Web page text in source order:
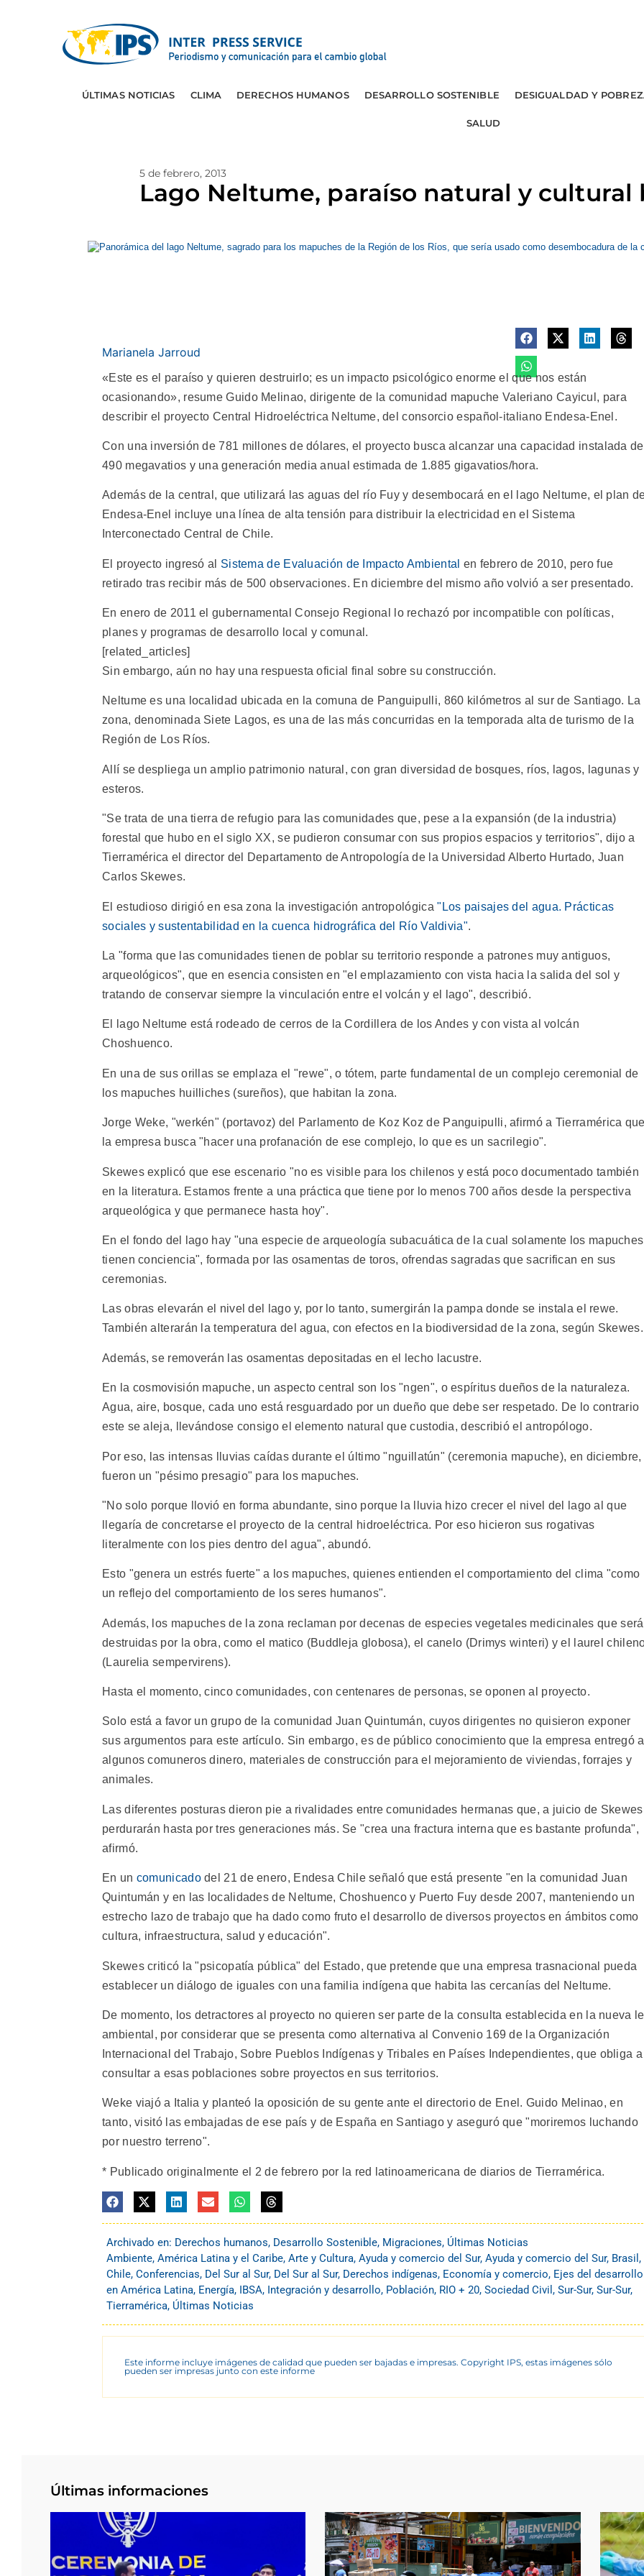
ÚLTIMAS NOTICIAS CLIMA DERECHOS HUMANOS DESARROLLO SOSTENIBLE DESIGUALDAD Y
SALUD
5 de febrero, 2013
Lago Neltume, paraíso natural y cultural
Marianela Jarroud
«Este es el paraíso y quieren destruirlo; es un impacto psicológico enorme el que nos están
ocasionando», resume Guido Melinao, dirigente de la comunidad mapuche Valeriano Cayicul, para
describir el proyecto Central Hidroeléctrica Neltume, del consorcio español-italiano Endesa-Enel.
Con una inversión de 781 millones de dólares, el proyecto busca alcanzar una capacidad instalada de
490 megavatios y una generación media anual estimada de 1.885 gigavatios/hora.
Además de la central, que utilizará las aguas del río Fuy y desembocará en el lago Neltume, el plan
Endesa-Enel incluye una línea de alta tensión para distribuir la electricidad en el Sistema
Interconectado Central de Chile.
El proyecto ingresó al Sistema de Evaluación de Impacto Ambiental en febrero de 2010, pero fue
retirado tras recibir más de 500 observaciones. En diciembre del mismo año volvió a ser presentado.
En enero de 2011 el gubernamental Consejo Regional lo rechazó por incompatible con políticas,
planes y programas de desarrollo local y comunal.
[related_articles]
Sin embargo, aún no hay una respuesta oficial final sobre su construcción.
Neltume es una localidad ubicada en la comuna de Panguipulli, 860 kilómetros al sur de Santiago. La
zona, denominada Siete Lagos, es una de las más concurridas en la temporada alta de turismo de la
Región de Los Ríos.
Allí se despliega un amplio patrimonio natural, con gran diversidad de bosques, ríos, lagos, lagunas y
esteros.
"Se trata de una tierra de refugio para las comunidades que, pese a la expansión (de la industria)
forestal que hubo en el siglo XX, se pudieron consumar con sus propios espacios y territorios", dijo a
Tierramérica el director del Departamento de Antropología de la Universidad Alberto Hurtado, Juan
Carlos Skewes.
El estudioso dirigió en esa zona la investigación antropológica"Los paisajes del agua. Prácticas
sociales y sustentabilidad en la cuenca hidrográfica del Río Valdivia".
La "forma que las comunidades tienen de poblar su territorio responde a patrones muy antiguos,
arqueológicos", que en esencia consisten en "el emplazamiento con vista hacia la salida del sol y
tratando de conservar siempre la vinculación entre el volcán y el lago", describió.
El lago Neltume está rodeado de cerros de la Cordillera de los Andes y con vista al volcán
Choshuenco.
En una de sus orillas se emplaza el "rewe", o tótem, parte fundamental de un complejo ceremonial de
los mapuches huilliches (sureños), que habitan la zona.
Jorge Weke, "werkén" (portavoz) del Parlamento de Koz Koz de Panguipulli, afirmó a Tierramérica
la empresa busca "hacer una profanación de ese complejo, lo que es un sacrilegio".
Skewes explicó que ese escenario "no es visible para los chilenos y está poco documentado también
en la literatura. Estamos frente a una práctica que tiene por lo menos 700 años desde la perspectiva
arqueológica y que permanece hasta hoy".
En el fondo del lago hay "una especie de arqueología subacuática de la cual solamente los mapuches
tienen conciencia", formada por las osamentas de toros, ofrendas sagradas que sacrifican en sus
ceremonias.
Las obras elevarán el nivel del lago y, por lo tanto, sumergirán la pampa donde se instala el rewe.
También alterarán la temperatura del agua, con efectos en la biodiversidad de la zona, según Skewes.
Además, se removerán las osamentas depositadas en el lecho lacustre.
En la cosmovisión mapuche, un aspecto central son los "ngen", o espíritus dueños de la naturaleza.
Agua, aire, bosque, cada uno está resguardado por un dueño que debe ser respetado. De lo contrario
este se aleja, llevándose consigo el elemento natural que custodia, describió el antropólogo.
Por eso, las intensas lluvias caídas durante el último "nguillatún" (ceremonia mapuche), en diciembre,
fueron un "pésimo presagio" para los mapuches.
"No solo porque llovió en forma abundante, sino porque la lluvia hizo crecer el nivel del lago al que
llegaría de concretarse el proyecto de la central hidroeléctrica. Por eso hicieron sus rogativas
literalmente con los pies dentro del agua", abundó.
Esto "genera un estrés fuerte" a los mapuches, quienes entienden el comportamiento del clima "como
un reflejo del comportamiento de los seres humanos".
Además, los mapuches de la zona reclaman por decenas de especies vegetales medicinales que
destruidas por la obra, como el matico (Buddleja globosa), el canelo (Drimys winteri) y el laurel
(Laurelia sempervirens).
Hasta el momento, cinco comunidades, con centenares de personas, se oponen al proyecto.
Solo está a favor un grupo de la comunidad Juan Quintumán, cuyos dirigentes no quisieron exponer
sus argumentos para este artículo. Sin embargo, es de público conocimiento que la empresa entregó a
algunos comuneros dinero, materiales de construcción para el mejoramiento de viviendas, forrajes y
animales.
Las diferentes posturas dieron pie a rivalidades entre comunidades hermanas que, a juicio de
perdurarán hasta por tres generaciones más. Se "crea una fractura interna que es bastante profunda",
afirmó.
En un comunicadodel 21 de enero, Endesa Chile señaló que está presente "en la comunidad Juan
Quintumán y en las localidades de Neltume, Choshuenco y Puerto Fuy desde 2007, manteniendo un
estrecho lazo de trabajo que ha dado como fruto el desarrollo de diversos proyectos en ámbitos como
cultura, infraestructura, salud y educación".
Skewes criticó la "psicopatía pública" del Estado, que pretende que una empresa trasnacional pueda
establecer un diálogo de iguales con una familia indígena que habita las cercanías del Neltume.
De momento, los detractores al proyecto no quieren ser parte de la consulta establecida en la nueva
ambiental, por considerar que se presenta como alternativa al Convenio 169 de la Organización
Internacional del Trabajo, Sobre Pueblos Indígenas y Tribales en Países Independientes, que obliga a
consultar a esas poblaciones sobre proyectos en sus territorios.
Weke viajó a Italia y planteó la oposición de su gente ante el directorio de Enel. Guido Melinao, en
tanto, visitó las embajadas de ese país y de España en Santiago y aseguró que "moriremos luchando
por nuestro terreno".
* Publicado originalmente el 2 de febrero por la red latinoamericana de diarios de Tierramérica.
Archivado en: Derechos humanos, Desarrollo Sostenible, Migraciones, Últimas Noticias
Ambiente, América Latina y el Caribe, Arte y Cultura, Ayuda y comercio del Sur, Ayuda y comercio del Sur, Brasil ,
Chile, Conferencias, Del Sur al Sur, Del Sur al Sur, Derechos indígenas, Economía y comercio, Ejes del desarrollo
en América Latina, Energía, IBSA, Integración y desarrollo, Población, RIO + 20, Sociedad Civil , Sur-Sur, Sur-Sur,
Tierramérica, Últimas Noticias
Este informe incluye imágenes de calidad que pueden ser bajadas e impresas. Copyright IPS, estas imágenes sólo
pueden ser impresas junto con este informe
Últimas informaciones